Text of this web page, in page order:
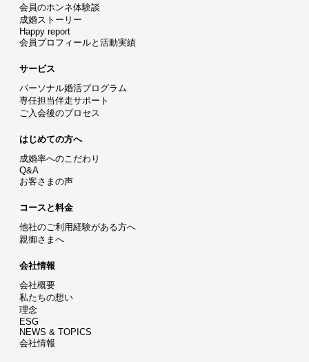
会員のホンネ体験談
成婚ストーリー
Happy report
会員プロフィールと活動実績
サービス
パーソナル婚活プログラム
専任担当伴走サポート
ご入会後のプロセス
はじめての方へ
成婚率へのこだわり
Q&A
お客さまの声
コースと料金
他社のご利用経験がある方へ
親御さまへ
会社情報
会社概要
私たちの想い
理念
ESG
NEWS & TOPICS
会社情報